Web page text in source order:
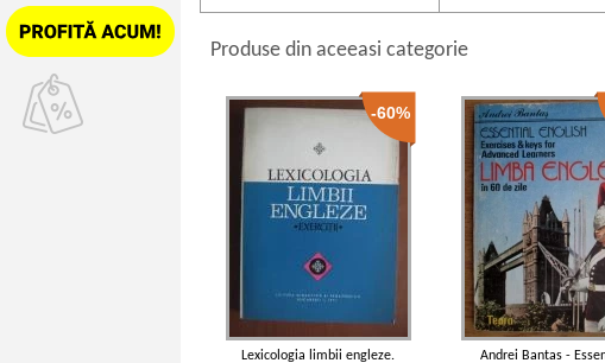
Produse din aceeasi categorie
-60%
Lexicologia limbii engleze.
Andrei Bantas -